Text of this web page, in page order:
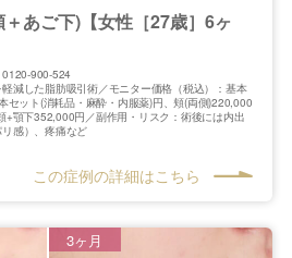
あご下)【女性［27歳］6ヶ
900-524
減した脂肪吸引術／モニター価格（税込）：基本
セット(消耗品・麻酔・内服薬)円、頬(両側)220,000
+顎下352,000円／副作用・リスク：術後には内出
感）、疼痛など
この症例の詳細はこちら
3ヶ月